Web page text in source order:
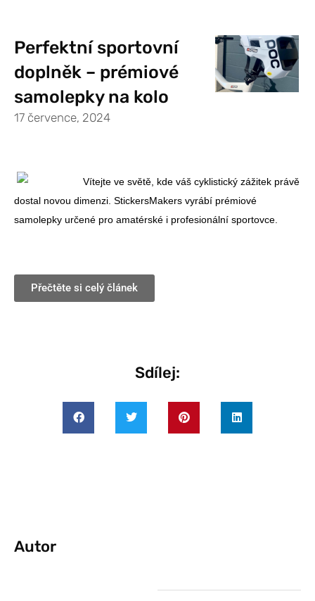
Perfektní sportovní
doplněk – prémiové
samolepky na kolo
17 července, 2024
Vítejte ve světě, kde váš cyklistický zážitek právě
dostal novou dimenzi. StickersMakers vyrábí prémiové
samolepky určené pro amatérské i profesionální sportovce.
Přečtěte si celý článek
Sdílej:
Autor